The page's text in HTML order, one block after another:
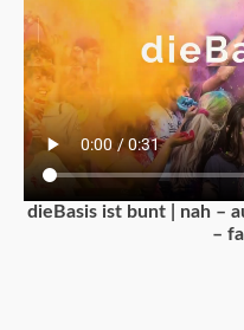
dieBasis ist bunt | nah –
–